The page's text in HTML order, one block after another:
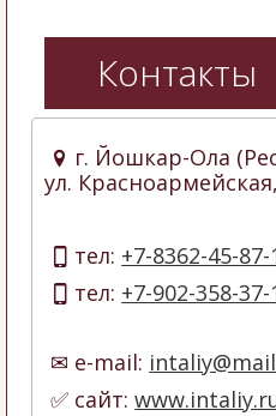
Контакты
г. Йошкар-Ола
ул.
тел: +7-8362-45-87-
тел: +7-902-358-37-
e-mail:
сайт: